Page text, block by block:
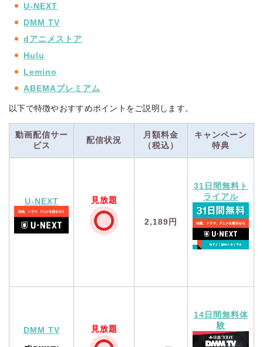
U-NEXT
DMM TV
dアニメストア
Hulu
Lemino
ABEMAプレミアム
以下で特徴やおすすめポイントをご説明します。
動画配信サー
ビス
配信状況
月額料金
（税込）
キャンペーン
特典
U-NEXT 見放題
2,189円
31日間無料ト
ライアル
DMM TV 見放題
14日間無料体
験